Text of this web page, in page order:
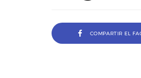
COMPARTIR EL